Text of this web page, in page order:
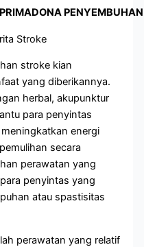
Stroke
stroke kian
yang diberikannya.
herbal, akupunktur
para penyintas
energi
secara
perawatan yang
penyintas yang
atau spastisitas
perawatan yang relatif